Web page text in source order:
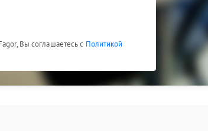
Вы соглашаетесь с Политикой